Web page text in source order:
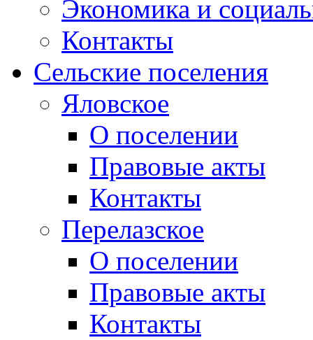
Экономика и
Контакты
Сельские поселения
Яловское
О поселении
Правовые акты
Контакты
Перелазское
О поселении
Правовые акты
Контакты